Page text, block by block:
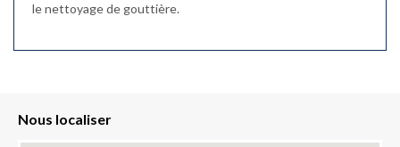
le nettoyage de gouttière.
Nous localiser